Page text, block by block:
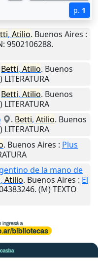
p. 1
, Atilio. Buenos Aires :
9502106288.
Betti, Atilio. Buenos
LITERATURA
Betti, Atilio. Buenos
LITERATURA
. Betti, Atilio. Buenos
LITERATURA
. Buenos Aires : Plus
de la mano de
, Atilio. Buenos Aires : El
(M) TEXTO